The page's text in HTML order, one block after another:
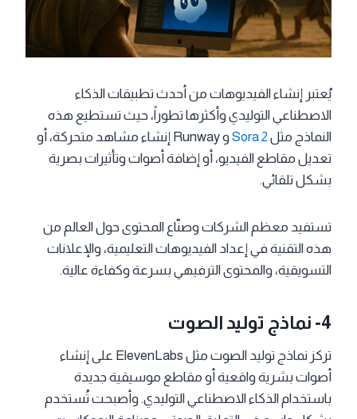
يُعتبر إنشاء الفيديوهات من أحدث تطبيقات الذكاء
الاصطناعي التوليدي وأكثرها تطوراً، حيث تستطيع هذه
النماذج مثلSora 2
و Runway إنشاء مشاهد متحركة، أو
تعديل مقاطع الفيديو، أو إضافة أصوات وتأثيرات بصرية
بشكل تلقائي.
تستفيد معظم الشركات وصنّاع المحتوى حول العالم من
هذه التقنية في إعداد الفيديوهات التعليمية، والإعلانات
التسويقية، والمحتوى الترفيهي بسرعة وكفاءة عالية.
4- نماذج توليد الصوت
تركز نماذج توليد الصوت مثل ElevenLabs على إنشاء
أصوات بشرية واقعية أو مقاطع موسيقية جديدة
باستخدام الذكاء الاصطناعي التوليدي. وأصبحت تُستخدم